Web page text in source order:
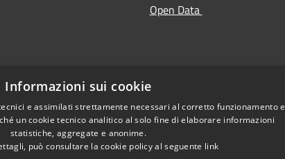
Open Data
Informazioni sui cookie
e assimilati strettamente necessari al corretto funzionamento e
un cookie tecnico analitico al solo fine di elaborare informazioni
statistiche, aggregate e anonime.
può consultare la cookie policy al seguente link